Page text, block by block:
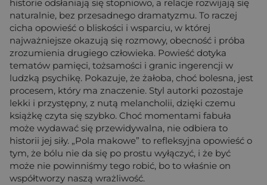
historie odsłaniają się stopniowo, a relacje rozwijają się
naturalnie, bez przesadnego dramatyzmu. To raczej
cicha opowieść o bliskości i wsparciu, w której
najważniejsze okazują się rozmowy, obecność i próba
zrozumienia drugiego człowieka. Powieść dotyka
tematów pamięci, tożsamości i granic ingerencji w
ludzką psychikę. Pokazuje, że żałoba, choć bolesna, jest
procesem, który ma znaczenie. Styl autorki pozostaje
lekki i przystępny, z nutą melancholii, dzięki czemu
książkę czyta się szybko. Choć momentami fabuła
może wydawać się przewidywalna, nie odbiera to
historii jej siły. „Pola makowe” to refleksyjna opowieść o
tym, że bólu nie da się po prostu wyłączyć, i że być
może nie powinniśmy tego robić, bo to właśnie on
współtworzy naszą wrażliwość.